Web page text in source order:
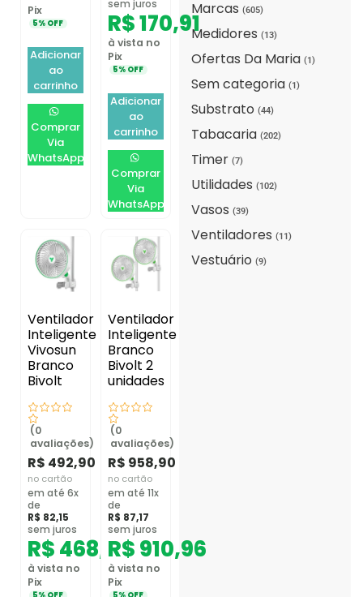
Marcas(605)
Medidores(13)
Ofertas Da Maria(1)
Sem categoria(1)
Substrato(44)
Tabacaria(202)
Timer(7)
Utilidades(102)
Vasos(39)
Ventiladores(11)
Vestuário(9)
Pix
5% OFF
Adicionar
ao
carrinho
Comprar
Via
WhatsApp
sem juros
R$170,91
à vista no
Pix
5% OFF
Adicionar
ao
carrinho
Comprar
Via
WhatsApp
Ventilador
Inteligente
Vivosun
Branco
Bivolt
(0
avaliações)
R$ 492,90
no cartão
em até 6x
de
R$ 82,15
sem juros
R$468,26
à vista no
Pix
Ventilador
Inteligente
Branco
Bivolt 2
unidades
(0
avaliações)
R$ 958,90
no cartão
em até 11x
de
R$ 87,17
sem juros
R$910,96
à vista no
Pix